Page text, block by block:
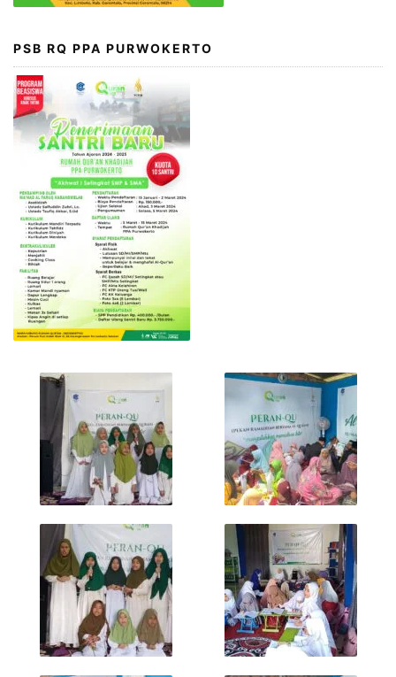
PSB RQ PPA PURWOKERTO